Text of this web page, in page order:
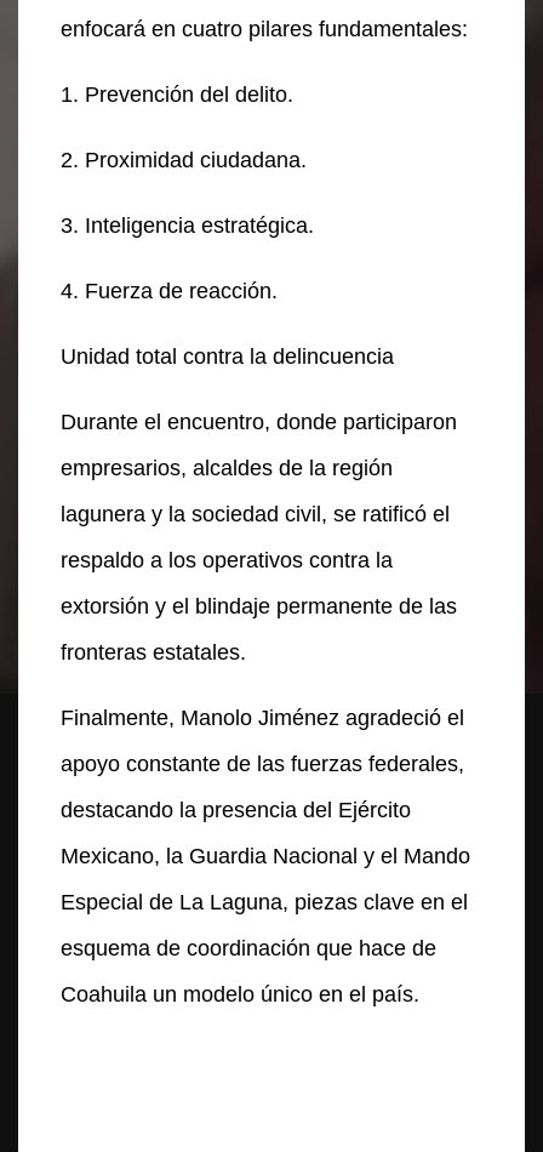
enfocará en cuatro pilares fundamentales:
1. Prevención del delito.
2. Proximidad ciudadana.
3. Inteligencia estratégica.
4. Fuerza de reacción.
Unidad total contra la delincuencia
Durante el encuentro, donde participaron
empresarios, alcaldes de la región
lagunera y la sociedad civil, se ratificó el
respaldo a los operativos contra la
extorsión y el blindaje permanente de las
fronteras estatales.
Finalmente, Manolo Jiménez agradeció el
apoyo constante de las fuerzas federales,
destacando la presencia del Ejército
Mexicano, la Guardia Nacional y el Mando
Especial de La Laguna, piezas clave en el
esquema de coordinación que hace de
Coahuila un modelo único en el país.